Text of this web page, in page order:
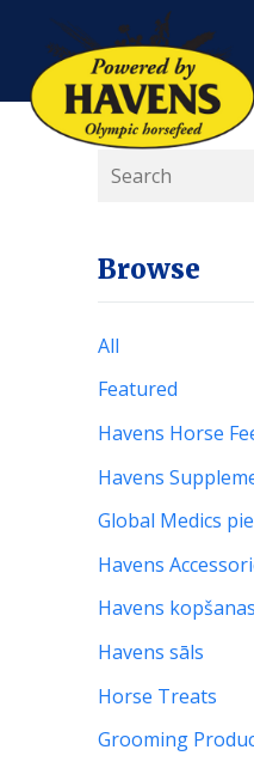
Browse
All
Featured
Havens Horse
Havens
Global Medics
Havens
Havens
Havens sāls
Horse Treats
Grooming